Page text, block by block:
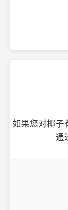
如果您对椰子
通